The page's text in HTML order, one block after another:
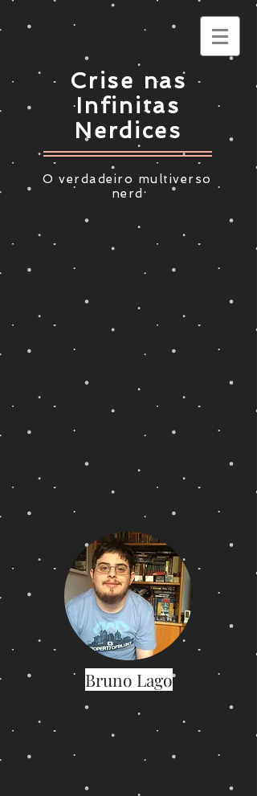
Crise nas
Infinitas
Nerdices
O verdadeiro multiverso
nerd
Bruno Lago